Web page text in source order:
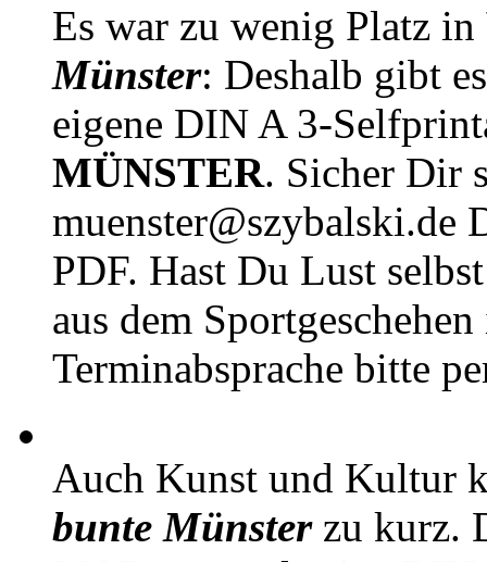
Es war zu wenig Platz in
Münster: Deshalb gibt
eigene DIN A 3-
MÜNSTER. Sicher Dir
muenster@szybalski.de
PDF. Hast Du Lust
aus dem
Terminabsprache bitte
Auch Kunst und Kultur
bunte Münsterzu kurz.